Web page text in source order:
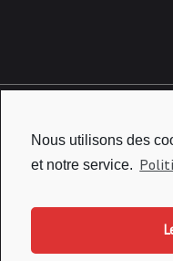
Nous utilisons des
et notre service.